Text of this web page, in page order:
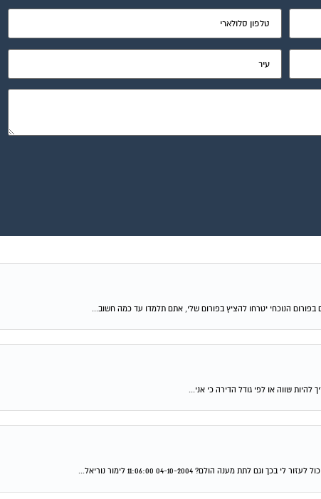
הנוכחי יטרחו להציץ בפורום שלי, אתם תלמדו עד כמה חשוב...
שווה או לפי גודל הדירה כי אני...
מענה הולם? 04-10-2004 11:06:00 לימור נוריאל...